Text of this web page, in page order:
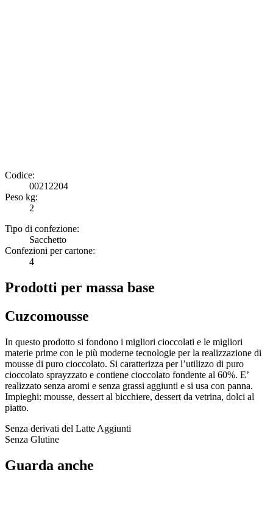
Codice:
00212204
Peso kg:
2
Tipo di confezione:
Sacchetto
Confezioni per cartone:
4
Prodotti per massa base
Cuzcomousse
In questo prodotto si fondono i migliori cioccolati e le migliori
materie prime con le più moderne tecnologie per la realizzazione di
mousse di puro cioccolato. Si caratterizza per l’utilizzo di puro
cioccolato sprayzzato e contiene cioccolato fondente al 60%. E’
realizzato senza aromi e senza grassi aggiunti e si usa con panna.
Impieghi: mousse, dessert al bicchiere, dessert da vetrina, dolci al
piatto.
Senza derivati del Latte Aggiunti
Senza Glutine
Guarda anche